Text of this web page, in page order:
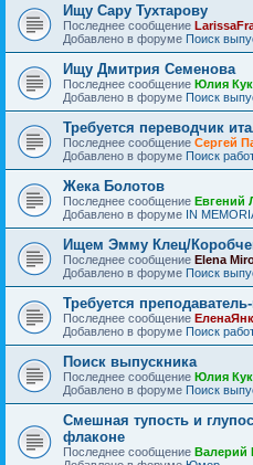
Ищу Сару Тухтарову
Последнее сообщение
Добавлено в форуме Поиск
Ищу Дмитрия Семенова
Последнее сообщение Юлия
Добавлено в форуме Поиск
Требуется переводчик
Последнее сообщение Сергей
Добавлено в форуме Поиск
Жека Болотов
Последнее сообщение Евгений
Добавлено в форуме IN
Ищем Эмму Клец/
Последнее сообщение Elena
Добавлено в форуме Поиск
Требуется
Последнее сообщение
Добавлено в форуме Поиск
Поиск выпускника
Последнее сообщение Юлия
Добавлено в форуме Поиск
Смешная тупость и
флаконе
Последнее сообщение Валерий